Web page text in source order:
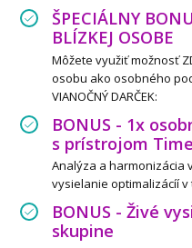
ŠPECIÁLNY
BLÍZKEJ OSOBE
Môžete využiť možnosť
osobu ako osobného
VIANOČNÝ DARČEK:
BONUS - 1x
s prístrojom
Analýza a harmonizácia
vysielanie optimalizácíí v
BONUS - Živé
skupine